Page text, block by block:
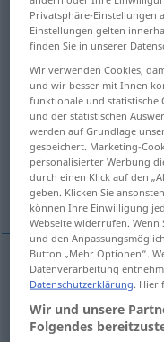
Übersicht aller
(Für mehr Details die
Badestrand
Zeitspanne, Block
Rahmen, Spanne,
(Bade)Strandm
Privatsphäre-Einstellungen
Einstellungen gelten
finden Sie in unserer
Wir verwenden Cookies,
und wir besser mit Ihnen
funktionale und statistische
und der statistischen
werden auf Grundlage
gespeichert. Marketing-
personalisierter Werbung
durch einen Klick auf den
geben. Klicken Sie
können Ihre Einwilligung
Webseite widerrufen.
und den
Button „Mehr Optionen“.
Datenverarbeitung
Datenschutzerklärung. Hier
Wir und unsere
Folgendes